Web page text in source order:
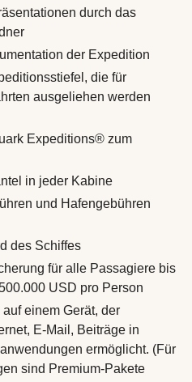
durch das
der Expedition
die für
ausgeliehen werden
Expeditions® zum
in jeder Kabine
und Hafengebühren
des Schiffes
für alle Passagiere bis
USD pro Person
einem Gerät, der
E-Mail, Beiträge in
ermöglicht. (Für
sind Premium-Pakete